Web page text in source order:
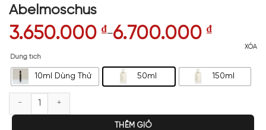
Abelmoschus
3.650.000 ₫–6.700.000 ₫
Dung tích
10ml Dùng Thử 50ml 150ml
XÓA
Chloe Atelier Des Fleurs Hibiscus Abelmoschus số lượng
THÊM GIỎ